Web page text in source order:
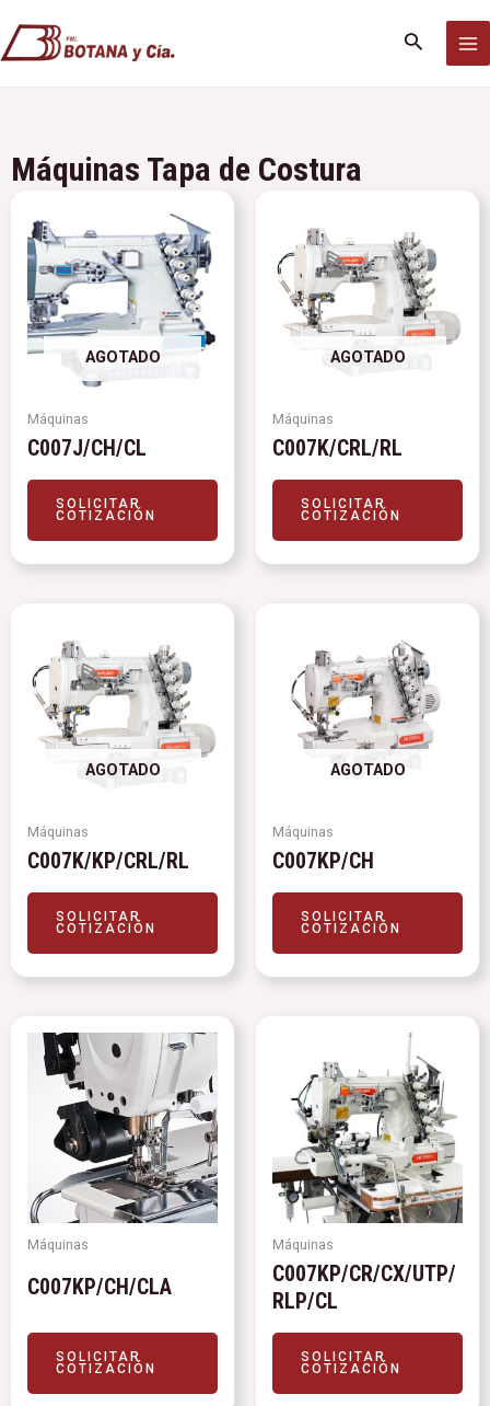
al
contenido
Buscar
Máquinas Tapa de Costura
AGOTADO
Máquinas
C007J/CH/CL
SOLICITAR
COTIZACIÓN
AGOTADO
Máquinas
C007K/CRL/RL
SOLICITAR
COTIZACIÓN
AGOTADO
Máquinas
C007K/KP/CRL/RL
SOLICITAR
COTIZACIÓN
AGOTADO
Máquinas
C007KP/CH
SOLICITAR
COTIZACIÓN
Máquinas
C007KP/CH/CLA
SOLICITAR
COTIZACIÓN
Máquinas
C007KP/CR/CX/UTP/
RLP/CL
SOLICITAR
COTIZACIÓN